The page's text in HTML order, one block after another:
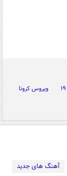
ویروس کرونا
آهنگ های جدید